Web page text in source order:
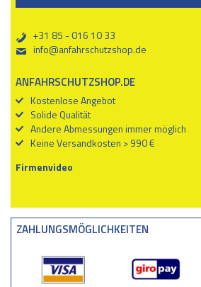
b +31 85 - 016 10 33
% info@anfahrschutzshop.de
ANFAHRSCHUTZSHOP.DE
Kostenlose Angebot
Solide Qualität
Andere Abmessungen immer möglich
Keine Versandkosten > 990 €
Firmenvideo
ZAHLUNGSMÖGLICHKEITEN